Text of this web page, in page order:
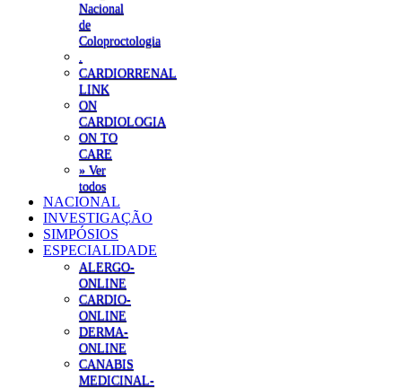
Nacional
de
Coloproctologia
CARDIORRENAL
LINK
ON
CARDIOLOGIA
ON TO
CARE
» Ver
todos
NACIONAL
INVESTIGAÇÃO
SIMPÓSIOS
ESPECIALIDADE
ALERGO-
ONLINE
CARDIO-
ONLINE
DERMA-
ONLINE
CANABIS
MEDICINAL-